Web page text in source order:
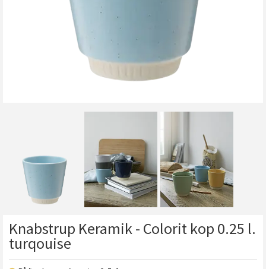
Knabstrup Keramik - Colorit kop 0.25 l.
turqouise